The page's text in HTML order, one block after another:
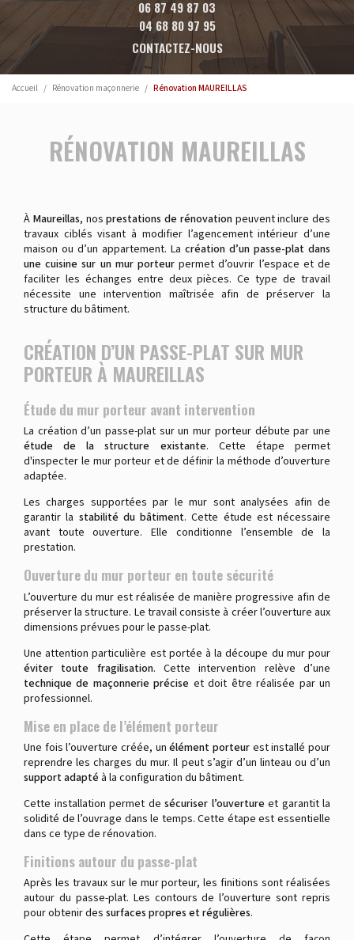
06 87 49 87 03
04 68 80 97 95
CONTACTEZ-NOUS
Accueil Rénovation maçonnerie Rénovation MAUREILLAS
RÉNOVATION MAUREILLAS
À Maureillas, nosprestations de rénovationpeuvent inclure des
travaux ciblés visant à modifier l’agencement intérieur d’une
maison ou d’un appartement. La création d’un passe-plat dans
une cuisine sur un mur porteur permet d’ouvrir l’espace et de
faciliter les échanges entre deux pièces. Ce type de travail
nécessite une intervention maîtrisée afin de préserver la
structure du bâtiment.
CRÉATION D’UN PASSE-PLAT SUR MUR
PORTEUR À MAUREILLAS
Étude du mur porteur avant intervention
La création d’un passe-plat sur un mur porteur débute par une
étude de la structure existante. Cette étape permet
d'inspecter le mur porteur et de définir la méthode d’ouverture
adaptée.
Les charges supportées par le mur sont analysées afin de
garantir la stabilité du bâtiment. Cette étude est nécessaire
avant toute ouverture. Elle conditionne l’ensemble de la
prestation.
Ouverture du mur porteur en toute sécurité
L’ouverture du mur est réalisée de manière progressive afin de
préserver la structure. Le travail consiste à créer l’ouverture aux
dimensions prévues pour le passe-plat.
Une attention particulière est portée à la découpe du mur pour
éviter toute fragilisation. Cette intervention relève d’une
technique de maçonnerie précise et doit être réalisée par un
professionnel.
Mise en place de l’élément porteur
Une fois l’ouverture créée, unélément porteur est installé pour
reprendre les charges du mur. Il peut s’agir d’un linteau ou d’un
support adapté à la configuration du bâtiment.
Cette installation permet de sécuriser l’ouverture et garantit la
solidité de l’ouvrage dans le temps. Cette étape est essentielle
dans ce type de rénovation.
Finitions autour du passe-plat
Après les travaux sur le mur porteur, les finitions sont réalisées
autour du passe-plat. Les contours de l’ouverture sont repris
pour obtenir des surfaces propres et régulières.